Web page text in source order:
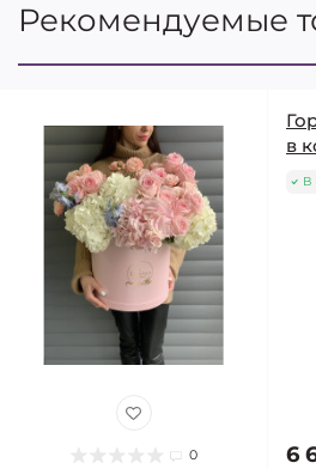
Рекомендуемые
0
в
В
6